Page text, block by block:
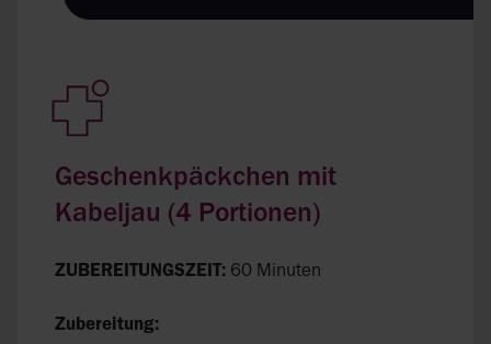
Geschenkpäckchen mit
Kabeljau (4 Portionen)
ZUBEREITUNGSZEIT: 60 Minuten
Zubereitung: